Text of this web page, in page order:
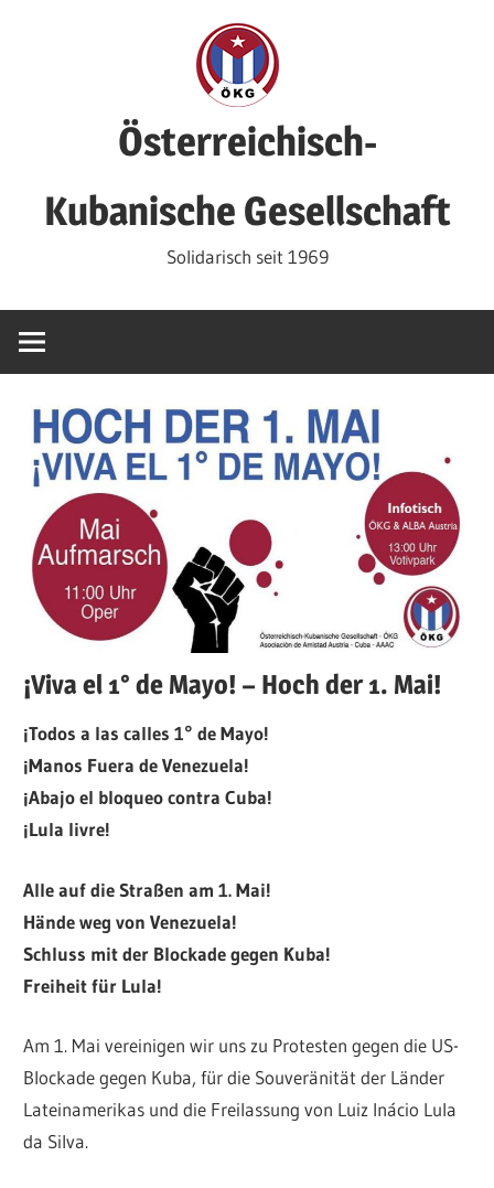
Österreichisch-
Kubanische Gesellschaft
Solidarisch seit 1969
¡Viva el 1° de Mayo! – Hoch der 1. Mai!
¡Todos a las calles 1° de Mayo!
¡Manos Fuera de Venezuela!
¡Abajo el bloqueo contra Cuba!
¡Lula livre!
Alle auf die Straßen am 1. Mai!
Hände weg von Venezuela!
Schluss mit der Blockade gegen Kuba!
Freiheit für Lula!
Am 1. Mai vereinigen wir uns zu Protesten gegen die US-
Blockade gegen Kuba, für die Souveränität der Länder
Lateinamerikas und die Freilassung von Luiz Inácio Lula
da Silva.